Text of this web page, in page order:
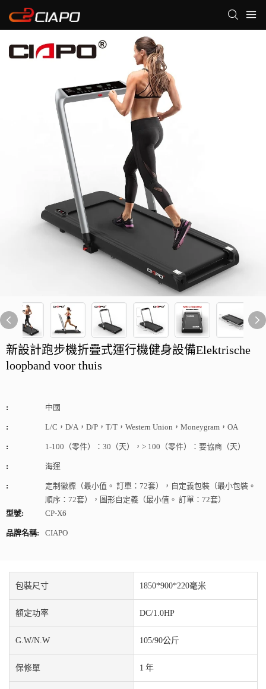
新設計跑步機折疊式運行機健身設備Elektrische
loopband voor thuis
: 中國
: L/C，D/A，D/P，T/T，Western Union，Moneygram，OA
: 1-100（零件）：30（天），> 100（零件）：要協商（天）
: 海運
:
定制徽標（最小值。 訂單：72套），自定義包裝（最小包裝。
順序：72套），圖形自定義（最小值。 訂單：72套）
型號:
CP-X6
品牌名稱: CIAPO
包裝尺寸 1850*900*220毫米
額定功率 DC/1.0HP
G.W/N.W 105/90公斤
保修單 1 年